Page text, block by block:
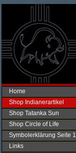
Home
Shop Indianerartikel
Shop Tatanka Sun
Shop Circle of Life
Symbolerklärung Seite 1
Links